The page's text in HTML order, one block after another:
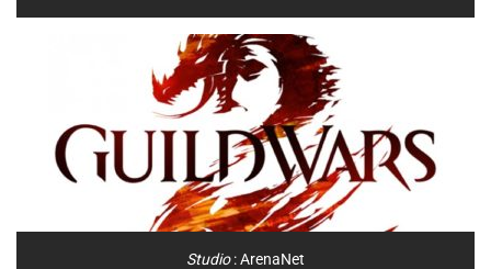
Studio:ArenaNet